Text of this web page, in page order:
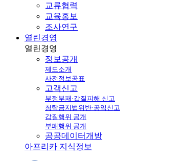
교류협력
교육홍보
조사연구
열린경영
열린경영
정보공개
제도소개
사전정보공표
고객신고
부정부패·갑질피해 신고
청탁금지법위반·공익신고
갑질행위 공개
부패행위 공개
공공데이터개방
아프리카 지식정보